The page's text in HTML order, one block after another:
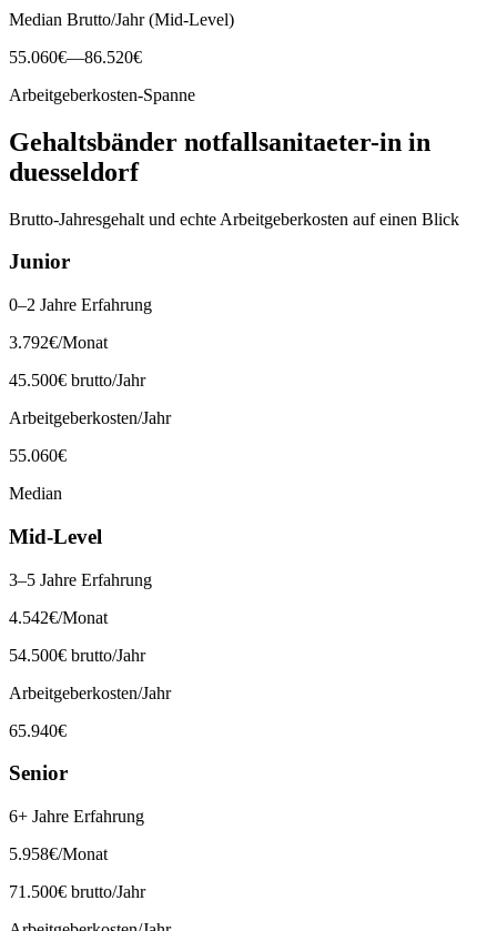
Median Brutto/Jahr (Mid-Level)
55.060€—86.520€
Arbeitgeberkosten-Spanne
Gehaltsbänder notfallsanitaeter-in in
duesseldorf
Brutto-Jahresgehalt und echte Arbeitgeberkosten auf einen Blick
Junior
0–2 Jahre Erfahrung
3.792€/Monat
45.500€ brutto/Jahr
Arbeitgeberkosten/Jahr
55.060€
Median
Mid-Level
3–5 Jahre Erfahrung
4.542€/Monat
54.500€ brutto/Jahr
Arbeitgeberkosten/Jahr
65.940€
Senior
6+ Jahre Erfahrung
5.958€/Monat
71.500€ brutto/Jahr